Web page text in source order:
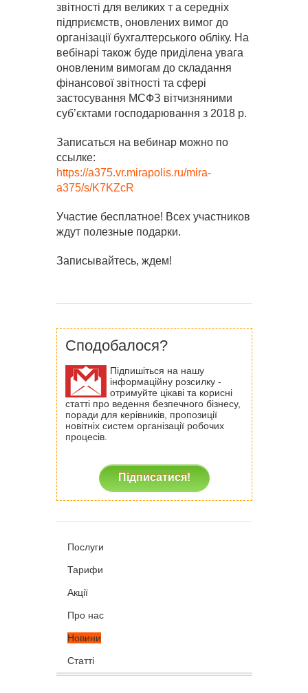
звітності для великих т а середніх
підприємств, оновлених вимог до
організації бухгалтерського обліку. На
вебінарі також буде приділена увага
оновленим вимогам до складання
фінансової звітності та сфері
застосування МСФЗ вітчизняними
суб’єктами господарювання з 2018 р.
Записаться на вебинар можно по
ссылке:
https://a375.vr.mirapolis.ru/mira-
a375/s/K7KZcR
Участие бесплатное! Всех участников
ждут полезные подарки.
Записывайтесь, ждем!
Сподобалося?
Підпишіться на нашу
інформаційну розсилку -
отримуйте цікаві та корисні
статті про ведення безпечного бізнесу,
поради для керівників, пропозиції
новітніх систем організації робочих
процесів.
Підписатися!
Послуги
Тарифи
Акції
Про нас
Новини
Статті